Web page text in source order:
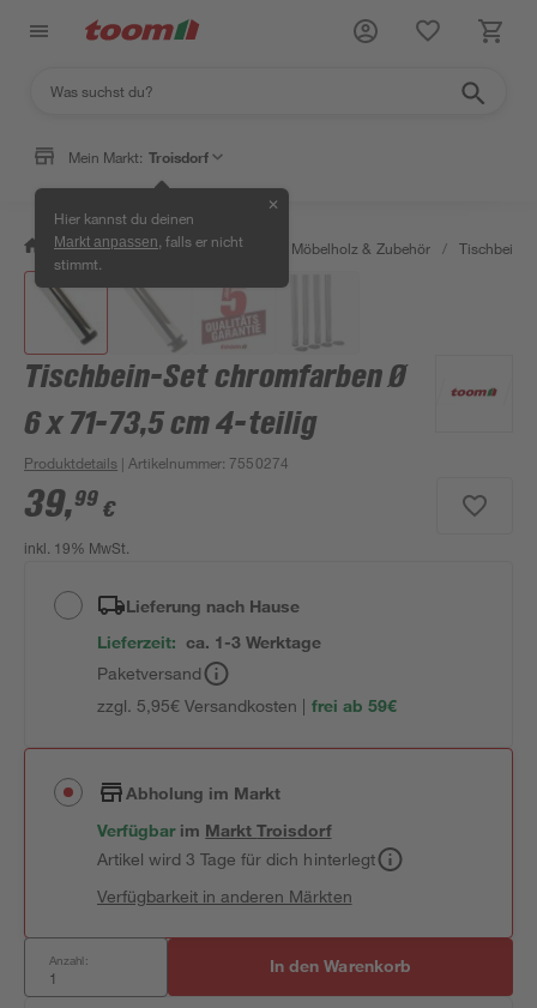
Mein Markt: Troisdorf
Hier kannst du deinen
Markt anpassen , falls er nicht
stimmt.
✕
/ Bauen & Renovieren / Holz Möbelholz & Zubehör / Tischbeine
Tischbein-Set chromfarben Ø
6 x 71-73,5 cm 4-teilig
Produktdetails | Artikelnummer: 7550274
39,99 €
inkl. 19% MwSt.
Lieferung nach Hause
Lieferzeit: ca. 1-3 Werktage
Paketversand
zzgl. 5,95€ Versandkosten | frei ab 59€
Abholung im Markt
Verfügbar im MarktTroisdorf
Artikel wird 3 Tage für dich hinterlegt
Verfügbarkeit in anderen Märkten
Anzahl: In den Warenkorb